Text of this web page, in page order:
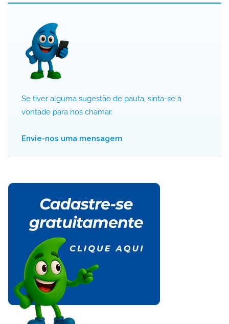
Se tiver alguma sugestão de pauta, sinta-se à
vontade para nos chamar.
Envie-nos uma mensagem